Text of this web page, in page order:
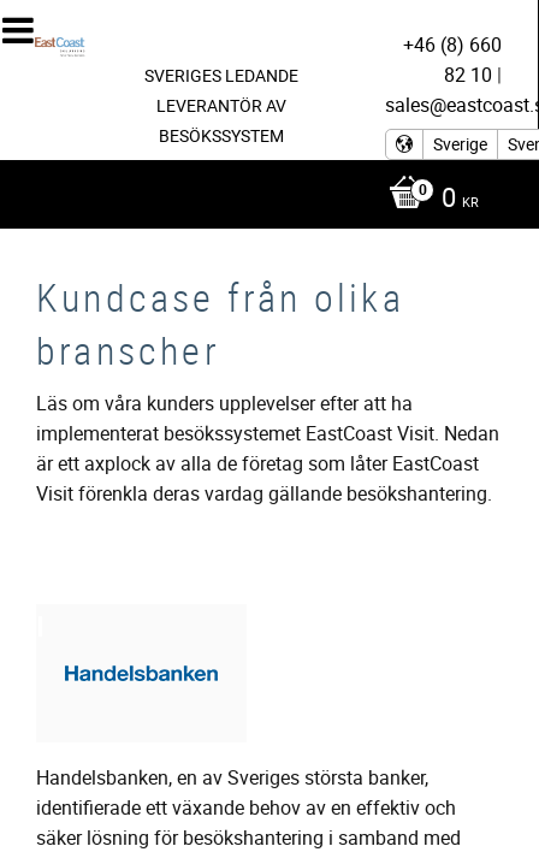
SVERIGES LEDANDE
LEVERANTÖR AV
BESÖKSSYSTEM
+46 (8) 660
82 10 |
Sverige
0 KR
Kundcase från olika
branscher
Läs om våra kunders upplevelser efter att ha
implementerat besökssystemet EastCoast Visit. Nedan
är ett axplock av alla de företag som låter EastCoast
Visit förenkla deras vardag gällande besökshantering.
Handelsbanken, en av Sveriges största banker,
identifierade ett växande behov av en effektiv och
säker lösning för besökshantering i samband med